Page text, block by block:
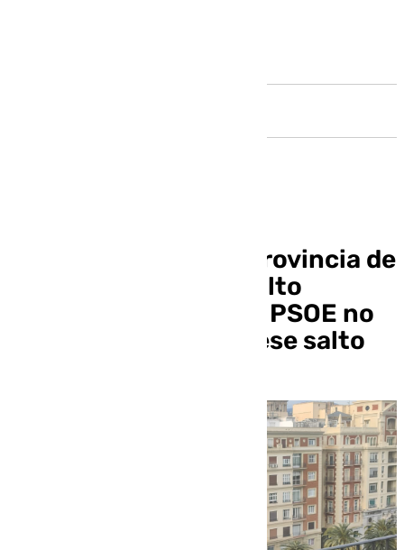
Josele Aguilar: «La provincia de
Málaga ha dado un salto
cualitativo y desde el PSOE no
hemos acompasado ese salto